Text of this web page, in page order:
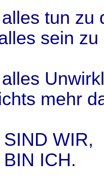
tun zu
sein zu
mehr
WIR,
ICH.